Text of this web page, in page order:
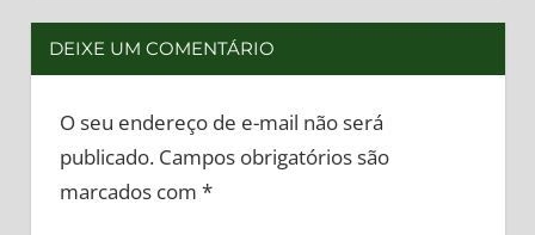
DEIXE UM COMENTÁRIO
O seu endereço de e-mail não será
publicado. Campos obrigatórios são
marcados com *